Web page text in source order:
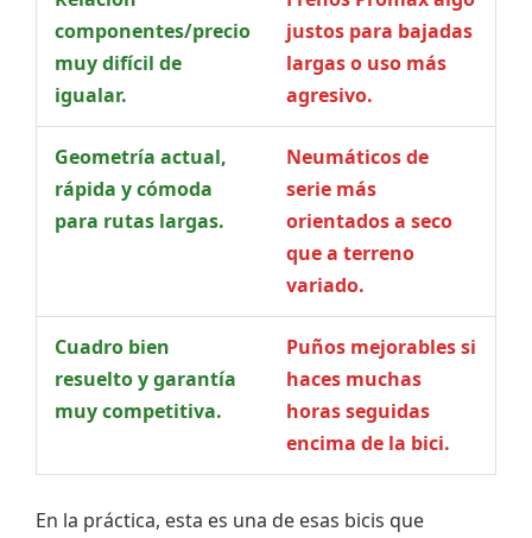
componentes/precio
muy difícil de
igualar.
justos para bajadas
largas o uso más
agresivo.
Geometría actual,
rápida y cómoda
para rutas largas.
Neumáticos de
serie más
orientados a seco
que a terreno
variado.
Cuadro bien
resuelto y garantía
muy competitiva.
Puños mejorables si
haces muchas
horas seguidas
encima de la bici.
En la práctica, esta es una de esas bicis que